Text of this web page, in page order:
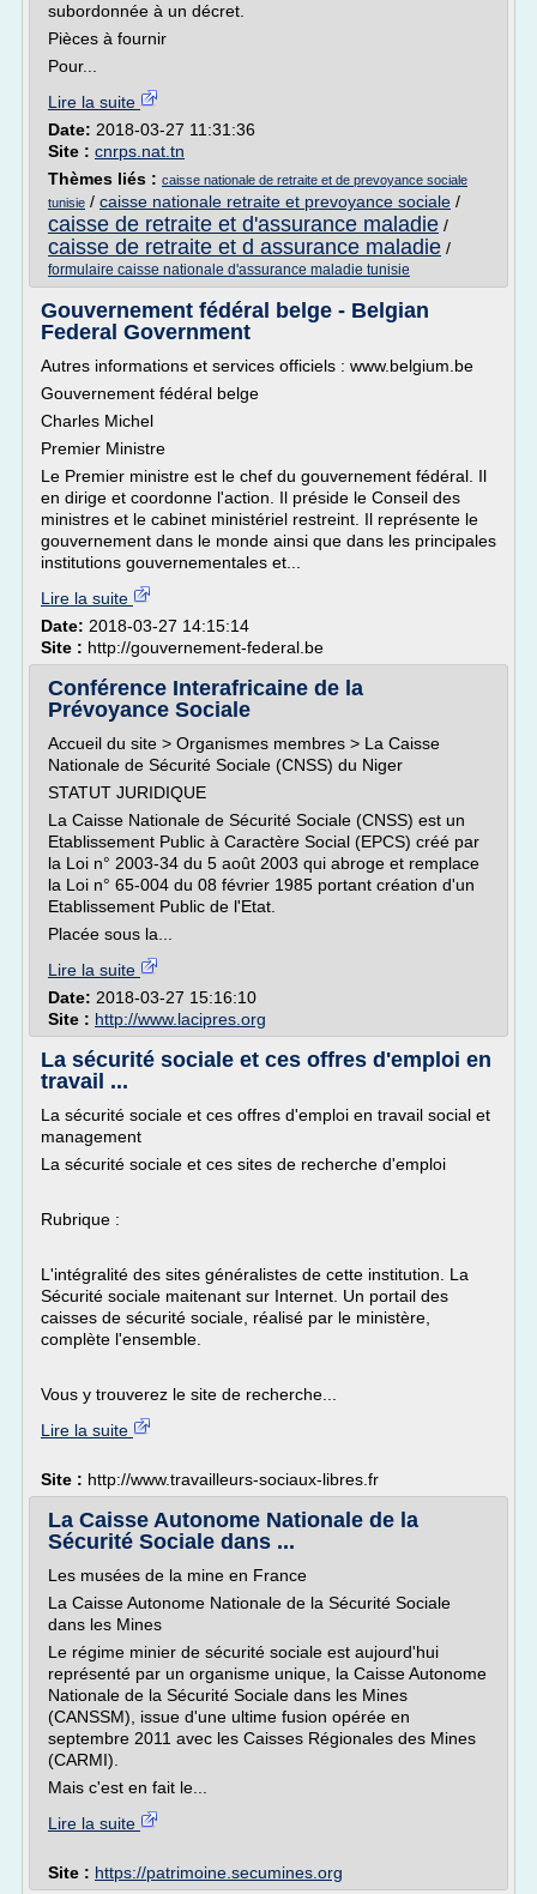
subordonnée à un décret.
Pièces à fournir
Pour...
Lire la suite
Date: 2018-03-27 11:31:36
Site : cnrps.nat.tn
Thèmes liés : caisse nationale de retraite et de prevoyance sociale
tunisie / caisse nationale retraite et prevoyance sociale /
caisse de retraite et d'assurance maladie /
caisse de retraite et d assurance maladie /
formulaire caisse nationale d'assurance maladie tunisie
Gouvernement fédéral belge - Belgian
Federal Government
Autres informations et services officiels : www.belgium.be
Gouvernement fédéral belge
Charles Michel
Premier Ministre
Le Premier ministre est le chef du gouvernement fédéral. Il
en dirige et coordonne l'action. Il préside le Conseil des
ministres et le cabinet ministériel restreint. Il représente le
gouvernement dans le monde ainsi que dans les principales
institutions gouvernementales et...
Lire la suite
Date: 2018-03-27 14:15:14
Site : http://gouvernement-federal.be
Conférence Interafricaine de la
Prévoyance Sociale
Accueil du site > Organismes membres > La Caisse
Nationale de Sécurité Sociale (CNSS) du Niger
STATUT JURIDIQUE
La Caisse Nationale de Sécurité Sociale (CNSS) est un
Etablissement Public à Caractère Social (EPCS) créé par
la Loi n° 2003-34 du 5 août 2003 qui abroge et remplace
la Loi n° 65-004 du 08 février 1985 portant création d'un
Etablissement Public de l'Etat.
Placée sous la...
Lire la suite
Date: 2018-03-27 15:16:10
Site : http://www.lacipres.org
La sécurité sociale et ces offres d'emploi en
travail ...
La sécurité sociale et ces offres d'emploi en travail social et
management
La sécurité sociale et ces sites de recherche d'emploi
Rubrique :
L'intégralité des sites généralistes de cette institution. La
Sécurité sociale maitenant sur Internet. Un portail des
caisses de sécurité sociale, réalisé par le ministère,
complète l'ensemble.
Vous y trouverez le site de recherche...
Lire la suite
Site : http://www.travailleurs-sociaux-libres.fr
La Caisse Autonome Nationale de la
Sécurité Sociale dans ...
Les musées de la mine en France
La Caisse Autonome Nationale de la Sécurité Sociale
dans les Mines
Le régime minier de sécurité sociale est aujourd'hui
représenté par un organisme unique, la Caisse Autonome
Nationale de la Sécurité Sociale dans les Mines
(CANSSM), issue d'une ultime fusion opérée en
septembre 2011 avec les Caisses Régionales des Mines
(CARMI).
Mais c'est en fait le...
Lire la suite
Site : https://patrimoine.secumines.org